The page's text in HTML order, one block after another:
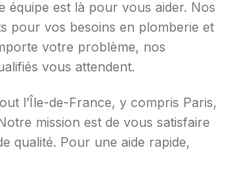
équipe est là pour vous aider. Nos
pour vos besoins en plomberie et
votre problème, nos
vous attendent.
l’Île-de-France, y compris Paris,
mission est de vous satisfaire
qualité. Pour une aide rapide,